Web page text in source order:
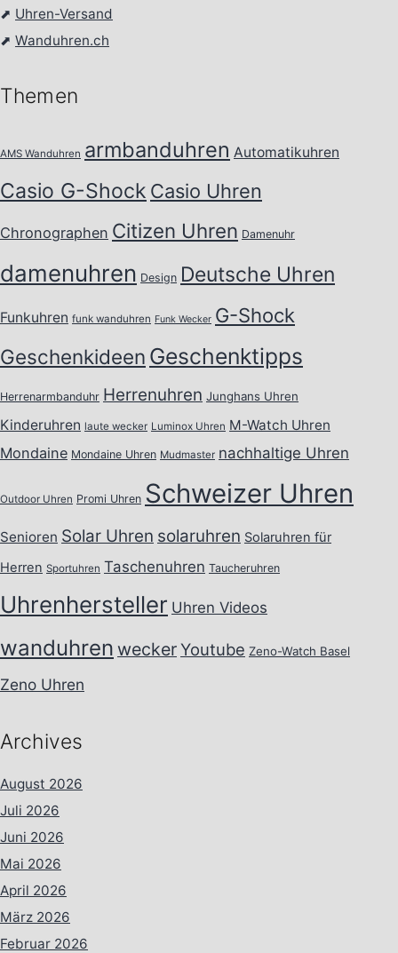
⬈ Uhren-Versand
⬈ Wanduhren.ch
Themen
AMS Wanduhren armbanduhren Automatikuhren
Casio G-Shock Casio Uhren
Chronographen Citizen Uhren Damenuhr
damenuhren Design Deutsche Uhren
Funkuhren funk wanduhren Funk Wecker G-Shock
Geschenkideen Geschenktipps
Herrenarmbanduhr Herrenuhren Junghans Uhren
Kinderuhren laute wecker Luminox Uhren M-Watch Uhren
Mondaine Mondaine Uhren Mudmaster nachhaltige Uhren
Outdoor Uhren Promi Uhren Schweizer Uhren
Senioren Solar Uhren solaruhren Solaruhren für
Herren Sportuhren Taschenuhren Taucheruhren
Uhrenhersteller Uhren Videos
wanduhren weckerYoutube Zeno-Watch Basel
Zeno Uhren
Archives
August 2026
Juli 2026
Juni 2026
Mai 2026
April 2026
März 2026
Februar 2026